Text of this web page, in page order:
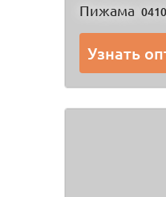
Пижама
Узнать